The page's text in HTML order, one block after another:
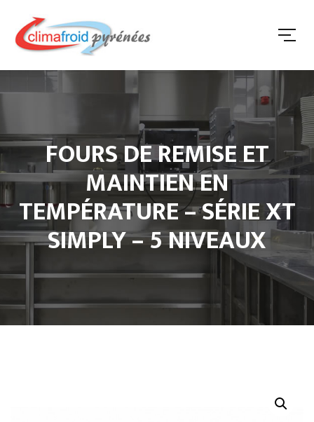
FOURS DE REMISE ET
MAINTIEN EN
TEMPÉRATURE – SÉRIE XT
SIMPLY – 5 NIVEAUX